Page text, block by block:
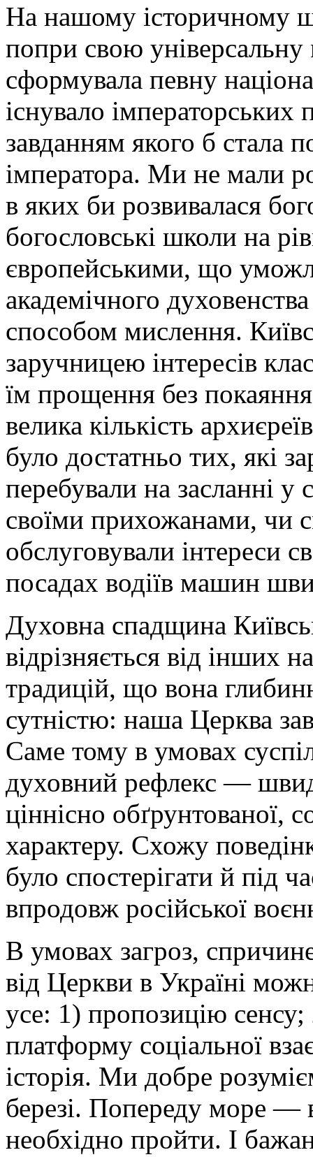
На нашому історичному
попри свою універсальну
сформувала певну
існувало імператорських
завданням якого б стала
імператора. Ми не мали
в яких би розвивалася
богословські школи на
європейськими, що
академічного
способом мислення.
заручницею інтересів
їм прощення без
велика кількість
було достатньо тих, які
перебували на засланні у
своїми прихожанами, чи
обслуговували інтереси
посадах водіїв машин
Духовна спадщина
відрізняється від інших
традицій, що вона
сутністю: наша Церква
Саме тому в умовах
духовний рефлекс —
ціннісно обґрунтованої,
характеру. Схожу
було спостерігати й під
впродовж російської
В умовах загроз,
від Церкви в Україні
усе: 1) пропозицію сенсу;
платформу соціальної
історія. Ми добре
березі. Попереду море —
необхідно пройти. І